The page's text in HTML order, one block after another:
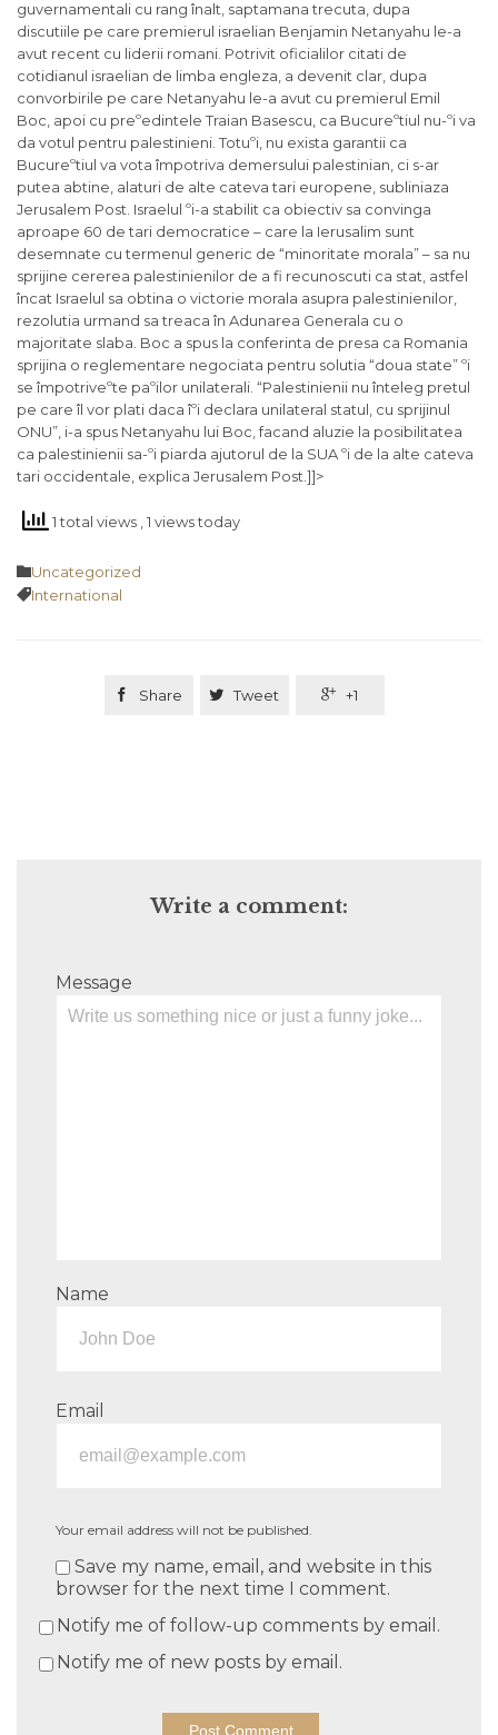
guvernamentali cu rang înalt, saptamana trecuta, dupa
discutiile pe care premierul israelian Benjamin Netanyahu le-a
avut recent cu liderii romani. Potrivit oficialilor citati de
cotidianul israelian de limba engleza, a devenit clar, dupa
convorbirile pe care Netanyahu le-a avut cu premierul Emil
Boc, apoi cu preºedintele Traian Basescu, ca Bucureºtiul nu-ºi va
da votul pentru palestinieni. Totuºi, nu exista garantii ca
Bucureºtiul va vota împotriva demersului palestinian, ci s-ar
putea abtine, alaturi de alte cateva tari europene, subliniaza
Jerusalem Post. Israelul ºi-a stabilit ca obiectiv sa convinga
aproape 60 de tari democratice – care la Ierusalim sunt
desemnate cu termenul generic de “minoritate morala” – sa nu
sprijine cererea palestinienilor de a fi recunoscuti ca stat, astfel
încat Israelul sa obtina o victorie morala asupra palestinienilor,
rezolutia urmand sa treaca în Adunarea Generala cu o
majoritate slaba. Boc a spus la conferinta de presa ca Romania
sprijina o reglementare negociata pentru solutia “doua state” ºi
se împotriveºte paºilor unilaterali. “Palestinienii nu înteleg pretul
pe care îl vor plati daca îºi declara unilateral statul, cu sprijinul
ONU”, i-a spus Netanyahu lui Boc, facand aluzie la posibilitatea
ca palestinienii sa-ºi piarda ajutorul de la SUA ºi de la alte cateva
tari occidentale, explica Jerusalem Post.]]>
1 total views , 1 views today
Category
Uncategorized
Tags
International
 Share  Tweet  +1
Write a comment:
Message
Name
Email
Your email address will not be published.
Save my name, email, and website in this
browser for the next time I comment.
Notify me of follow-up comments by email.
Notify me of new posts by email.